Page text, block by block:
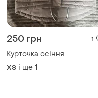
ХS і ще 1